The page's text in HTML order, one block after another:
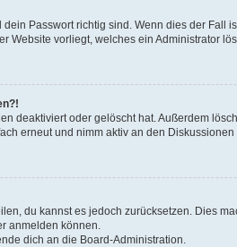
Passwort richtig sind. Wenn dies der
Website vorliegt, welches ein Administrator
deaktiviert oder gelöscht hat. Außerdem
erneut und nimm aktiv an den Diskussionen
du kannst es jedoch zurücksetzen. Dies
anmelden können.
dich an die Board-Administration.